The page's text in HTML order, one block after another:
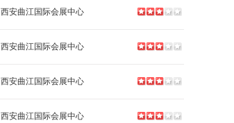
西安曲江国际会展中心
西安曲江国际会展中心
西安曲江国际会展中心
西安曲江国际会展中心